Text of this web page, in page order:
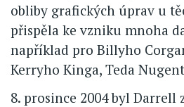
obliby grafických úprav u
přispěla ke vzniku mnoha
například pro Billyho
Kerryho Kinga, Teda
8. prosince 2004 byl Darrell